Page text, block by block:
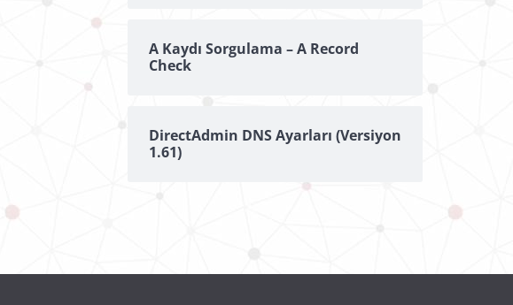
A Kaydı Sorgulama – A Record
Check
DirectAdmin DNS Ayarları (Versiyon
1.61)